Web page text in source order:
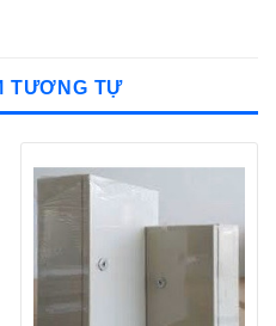
TƯƠNG TỰ